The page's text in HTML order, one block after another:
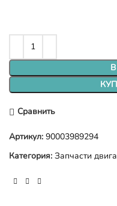
Сравнить
Артикул: 90003989294
Категория: Запчасти